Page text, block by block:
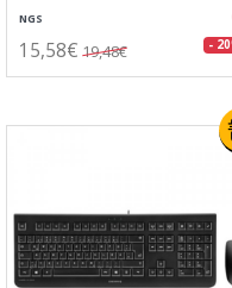
NGS
15,58€ 19,48€ -